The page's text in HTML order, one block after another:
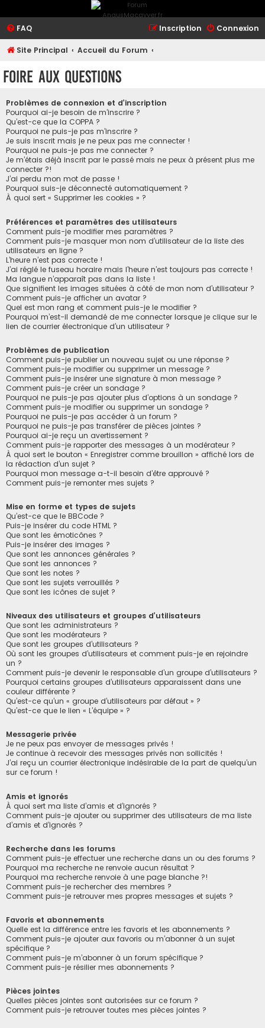
FAQ Connexion
Inscription
Site Principal Accueil du Forum
Foire aux questions
Problèmes de connexion et d’inscription
Pourquoi ai-je besoin de m’inscrire ?
Qu’est-ce que la COPPA ?
Pourquoi ne puis-je pas m’inscrire ?
Je suis inscrit mais je ne peux pas me connecter !
Pourquoi ne puis-je pas me connecter ?
Je m’étais déjà inscrit par le passé mais ne peux à présent plus me
connecter ?!
J’ai perdu mon mot de passe !
Pourquoi suis-je déconnecté automatiquement ?
À quoi sert « Supprimer les cookies » ?
Préférences et paramètres des utilisateurs
Comment puis-je modifier mes paramètres ?
Comment puis-je masquer mon nom d’utilisateur de la liste des
utilisateurs en ligne ?
L’heure n’est pas correcte !
J’ai réglé le fuseau horaire mais l’heure n’est toujours pas correcte !
Ma langue n’apparaît pas dans la liste !
Que signifient les images situées à côté de mon nom d’utilisateur ?
Comment puis-je afficher un avatar ?
Quel est mon rang et comment puis-je le modifier ?
Pourquoi m’est-il demandé de me connecter lorsque je clique sur le
lien de courrier électronique d’un utilisateur ?
Problèmes de publication
Comment puis-je publier un nouveau sujet ou une réponse ?
Comment puis-je modifier ou supprimer un message ?
Comment puis-je insérer une signature à mon message ?
Comment puis-je créer un sondage ?
Pourquoi ne puis-je pas ajouter plus d’options à un sondage ?
Comment puis-je modifier ou supprimer un sondage ?
Pourquoi ne puis-je pas accéder à un forum ?
Pourquoi ne puis-je pas transférer de pièces jointes ?
Pourquoi ai-je reçu un avertissement ?
Comment puis-je rapporter des messages à un modérateur ?
À quoi sert le bouton « Enregistrer comme brouillon » affiché lors de
la rédaction d’un sujet ?
Pourquoi mon message a-t-il besoin d’être approuvé ?
Comment puis-je remonter mes sujets ?
Mise en forme et types de sujets
Qu’est-ce que le BBCode ?
Puis-je insérer du code HTML ?
Que sont les émoticônes ?
Puis-je insérer des images ?
Que sont les annonces générales ?
Que sont les annonces ?
Que sont les notes ?
Que sont les sujets verrouillés ?
Que sont les icônes de sujet ?
Niveaux des utilisateurs et groupes d’utilisateurs
Que sont les administrateurs ?
Que sont les modérateurs ?
Que sont les groupes d’utilisateurs ?
Où sont les groupes d’utilisateurs et comment puis-je en rejoindre
un ?
Comment puis-je devenir le responsable d’un groupe d’utilisateurs ?
Pourquoi certains groupes d’utilisateurs apparaissent dans une
couleur différente ?
Qu’est-ce qu’un « groupe d’utilisateurs par défaut » ?
Qu’est-ce que le lien « L’équipe » ?
Messagerie privée
Je ne peux pas envoyer de messages privés !
Je continue à recevoir des messages privés non sollicités !
J’ai reçu un courrier électronique indésirable de la part de quelqu’un
sur ce forum !
Amis et ignorés
À quoi sert ma liste d’amis et d’ignorés ?
Comment puis-je ajouter ou supprimer des utilisateurs de ma liste
d’amis et d’ignorés ?
Recherche dans les forums
Comment puis-je effectuer une recherche dans un ou des forums ?
Pourquoi ma recherche ne renvoie aucun résultat ?
Pourquoi ma recherche renvoie à une page blanche ?!
Comment puis-je rechercher des membres ?
Comment puis-je retrouver mes propres messages et sujets ?
Favoris et abonnements
Quelle est la différence entre les favoris et les abonnements ?
Comment puis-je ajouter aux favoris ou m’abonner à un sujet
spécifique ?
Comment puis-je m’abonner à un forum spécifique ?
Comment puis-je résilier mes abonnements ?
Pièces jointes
Quelles pièces jointes sont autorisées sur ce forum ?
Comment puis-je retrouver toutes mes pièces jointes ?